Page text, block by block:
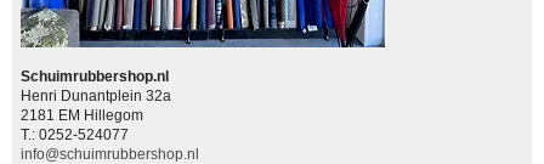
Schuimrubbershop.nl
Henri Dunantplein 32a
2181 EM Hillegom
T.: 0252-524077
info@schuimrubbershop.nl